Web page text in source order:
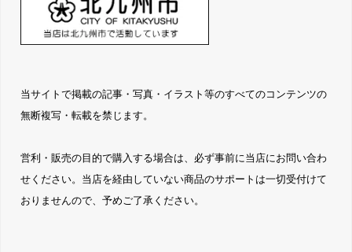
当サイトで掲載の記事・写真・イラスト等のすべてのコンテンツの
無断複写・転載を禁じます。
営利・販売の目的で購入する場合は、必ず事前に当店にお問い合わ
せください。当店を経由していない商品のサポートは一切受付けて
おりませんので、予めご了承ください。